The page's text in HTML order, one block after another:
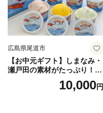
広島県尾道市
【お中元ギフト】しまなみ・
瀬戸田の素材がたっぷり！ジ
10,000円